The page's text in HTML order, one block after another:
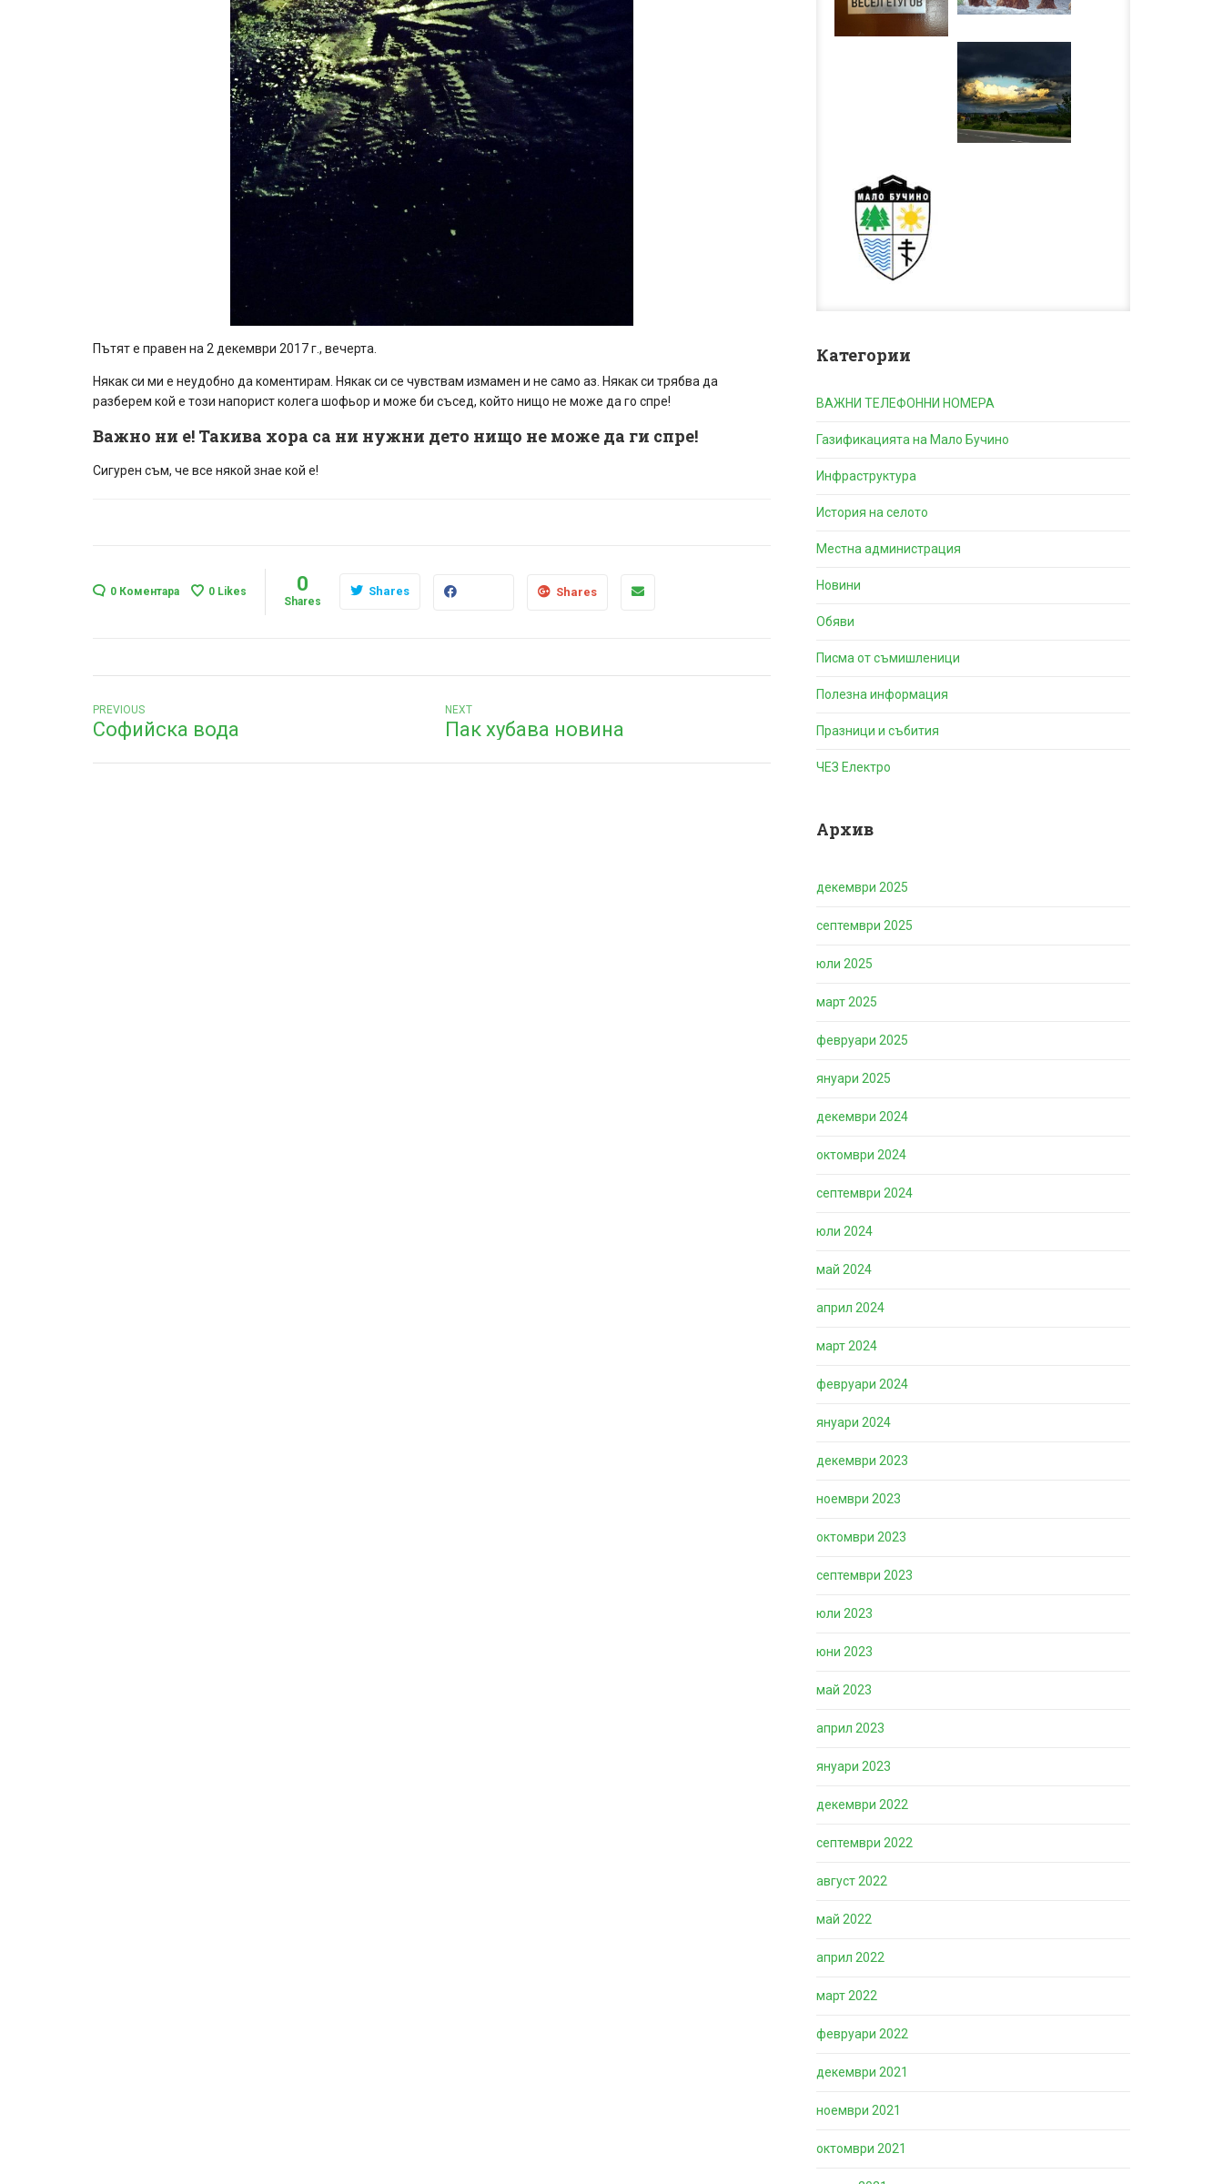
Пътят е правен на 2 декември 2017 г., вечерта.
Някак си ми е неудобно да коментирам. Някак си се чувствам измамен и не само аз. Някак си трябва да
разберем кой е този напорист колега шофьор и може би съсед, който нищо не може да го спре!
Важно ни е! Такива хора са ни нужни дето нищо не може да ги спре!
Сигурен съм, че все някой знае кой е!
0 Коментара 0 Likes 0
Shares
Shares Shares
Навигация
PREVIOUSPrevious
post:
Софийска вода
NEXTNext
post:
Пак хубава новина
Категории
ВАЖНИ ТЕЛЕФОННИ НОМЕРА
Газификацията на Мало Бучино
Инфраструктура
История на селото
Местна администрация
Новини
Обяви
Писма от съмишленици
Полезна информация
Празници и събития
ЧЕЗ Електро
Архив
декември 2025
септември 2025
юли 2025
март 2025
февруари 2025
януари 2025
декември 2024
октомври 2024
септември 2024
юли 2024
май 2024
април 2024
март 2024
февруари 2024
януари 2024
декември 2023
ноември 2023
октомври 2023
септември 2023
юли 2023
юни 2023
май 2023
април 2023
януари 2023
декември 2022
септември 2022
август 2022
май 2022
април 2022
март 2022
февруари 2022
декември 2021
ноември 2021
октомври 2021